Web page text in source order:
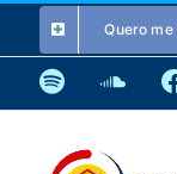
o
conteúdo
Quero
Spotify